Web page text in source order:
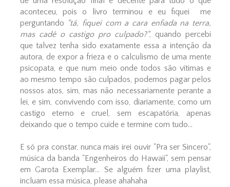
aconteceu, pois o livro terminou e eu fiquei me
perguntando "tá, fiquei com a cara enfiada na terra,
mas cadê o castigo pro culpado?", quando percebi
que talvez tenha sido exatamente essa a intenção da
autora, de expor a frieza e o calculismo de uma mente
psicopata, e que num meio onde todos são vítimas e
ao mesmo tempo são culpados, podemos pagar pelos
nossos atos, sim, mas não necessariamente perante a
lei, e sim, convivendo com isso, diariamente, como um
castigo eterno e cruel, sem escapatória, apenas
deixando que o tempo cuide e termine com tudo...
E só pra constar, nunca mais irei ouvir "Pra ser Sincero",
música da banda "Engenheiros do Hawaii", sem pensar
em Garota Exemplar... Se alguém fizer uma playlist,
incluam essa música, please ahahaha